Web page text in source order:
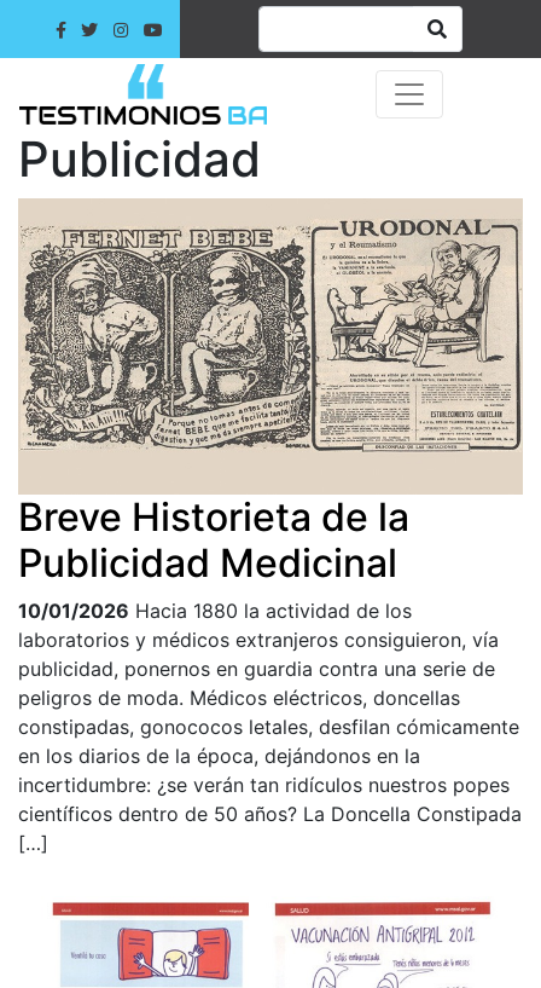
Publicidad
Breve Historieta de la
Publicidad Medicinal
10/01/2026 Hacia 1880 la actividad de los
laboratorios y médicos extranjeros consiguieron, vía
publicidad, ponernos en guardia contra una serie de
peligros de moda. Médicos eléctricos, doncellas
constipadas, gonococos letales, desfilan cómicamente
en los diarios de la época, dejándonos en la
incertidumbre: ¿se verán tan ridículos nuestros popes
científicos dentro de 50 años? La Doncella Constipada
[…]